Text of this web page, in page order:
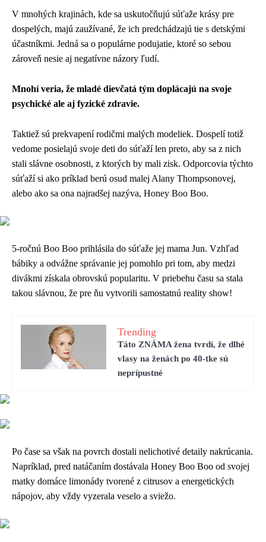
V mnohých krajinách, kde sa uskutočňujú súťaže krásy pre
dospelých, majú zaužívané, že ich predchádzajú tie s detskými
účastníkmi. Jedná sa o populárne podujatie, ktoré so sebou
zároveň nesie aj negatívne názory ľudí.
Mnohí veria, že mladé dievčatá tým doplácajú na svoje
psychické ale aj fyzické zdravie.
Taktiež sú prekvapení rodičmi malých modeliek. Dospelí totiž
vedome posielajú svoje deti do súťaží len preto, aby sa z nich
stali slávne osobnosti, z ktorých by mali zisk. Odporcovia týchto
súťaží si ako príklad berú osud malej Alany Thompsonovej,
alebo ako sa ona najradšej nazýva, Honey Boo Boo.
5-ročnú Boo Boo prihlásila do súťaže jej mama Jun. Vzhľad
bábiky a odvážne správanie jej pomohlo pri tom, aby medzi
divákmi získala obrovskú popularitu. V priebehu času sa stala
takou slávnou, že pre ňu vytvorili samostatnú reality show!
Trending
Táto ZNÁMA žena tvrdí, že dlhé
vlasy na ženách po 40-tke sú
neprípustné
Po čase sa však na povrch dostali nelichotivé detaily nakrúcania.
Napríklad, pred natáčaním dostávala Honey Boo Boo od svojej
matky domáce limonády tvorené z citrusov a energetických
nápojov, aby vždy vyzerala veselo a sviežo.